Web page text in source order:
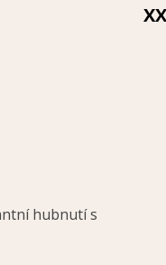
hubnutí s
XX